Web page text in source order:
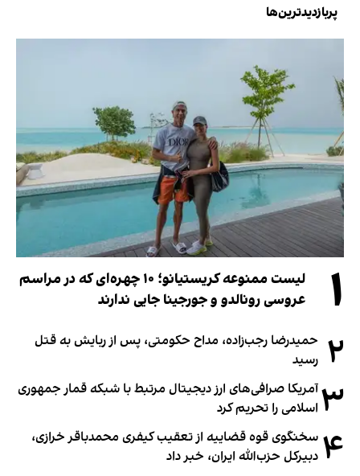
پربازدیدترین‌ها
۱
لیست ممنوعه کریستیانو؛ ۱۰ چهره‌ای که در مراسم
عروسی رونالدو و جورجینا جایی ندارند
۲ حمیدرضا رجب‌زاده، مداح حکومتی، پس از ربایش به قتل
رسید
۳آمریکا صرافی‌های ارز دیجیتال مرتبط با شبکه قمار جمهوری
اسلامی را تحریم کرد
۴ سخنگوی قوه قضاییه از تعقیب کیفری محمدباقر خرازی،
دبیر‌کل حزب‌الله ایران، خبر داد